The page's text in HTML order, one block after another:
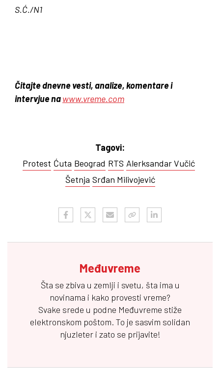
S.Ć./N1
Čitajte dnevne vesti, analize, komentare i
intervjue nawww.vreme.com
Tagovi:
Protest Ćuta Beograd RTS Alerksandar Vučić
Šetnja Srđan Milivojević
Međuvreme
Šta se zbiva u zemlji i svetu, šta ima u
novinama i kako provesti vreme?
Svake srede u podne Međuvreme stiže
elektronskom poštom. To je sasvim solidan
njuzleter i zato se prijavite!